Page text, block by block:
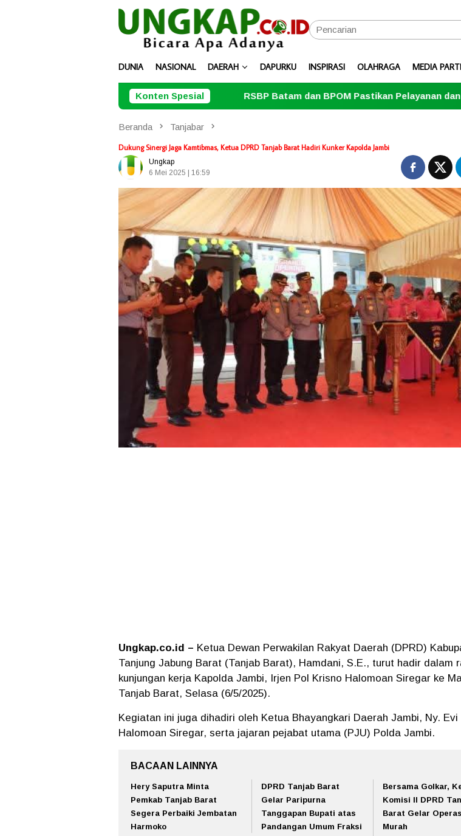
DUNIA NASIONAL DAERAH DAPURKU INSPIRASI OLAHRAGA MEDIA
Konten Spesial
RSBP Batam dan BPOM Pastikan Pelayanan dan Ketersediaan Obat
Beranda Tanjabar
Dukung Sinergi Jaga Kamtibmas, Ketua DPRD Tanjab Barat Hadiri Kunker Kapolda Jambi
Ungkap
6 Mei 2025 | 16:59
Ungkap.co.id – Ketua Dewan Perwakilan Rakyat Daerah (DPRD)
Tanjung Jabung Barat (Tanjab Barat), Hamdani, S.E., turut hadir dalam
kunjungan kerja Kapolda Jambi, Irjen Pol Krisno Halomoan Siregar ke
Tanjab Barat, Selasa (6/5/2025).
Kegiatan ini juga dihadiri oleh Ketua Bhayangkari Daerah Jambi, Ny. Evi
Halomoan Siregar, serta jajaran pejabat utama (PJU) Polda Jambi.
BACAAN LAINNYA
Hery Saputra Minta
Pemkab Tanjab Barat
Segera Perbaiki Jembatan
Harmoko
DPRD Tanjab Barat
Gelar Paripurna
Tanggapan Bupati atas
Pandangan Umum Fraksi
Bersama Golkar,
Komisi II DPRD
Barat Gelar
Murah